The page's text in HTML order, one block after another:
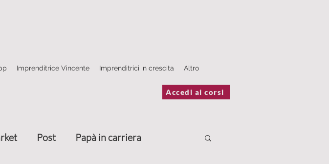
Imprenditrice Vincente Imprenditrici in crescita Altro
Accedi ai corsi
Post Papà in carriera